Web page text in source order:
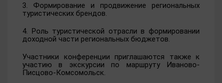
3. Формирование и продвижение региональных
туристических брендов.
4. Роль туристической отрасли в формировании
доходной части региональных бюджетов.
Участники конференции приглашаются также к
участию в экскурсии по маршруту Иваново-
Писцово-Комсомольск.